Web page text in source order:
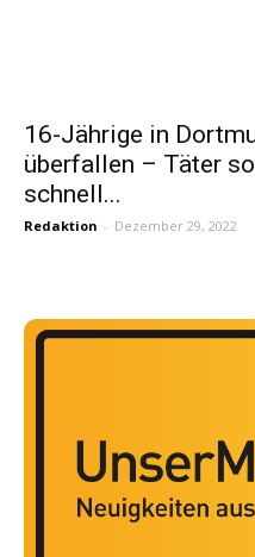
16-Jährige in
überfallen – Täter
schnell...
Redaktion - Dezember 29, 2022